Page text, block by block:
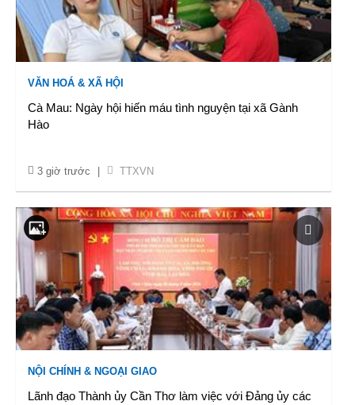
VĂN HOÁ & XÃ HỘI
Cà Mau: Ngày hội hiến máu tình nguyện tại xã Gành
Hào
3 giờ trước TTXVN
NỘI CHÍNH & NGOẠI GIAO
Lãnh đạo Thành ủy Cần Thơ làm việc với Đảng ủy các